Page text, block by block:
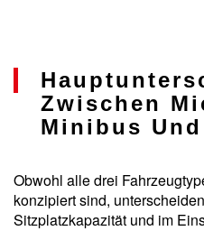
Zwischen
Minibus
Obwohl alle drei
konzipiert sind,
Sitzplatzkapazität und im